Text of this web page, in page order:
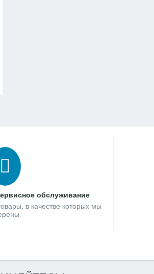
обслуживание
в качестве которых мы